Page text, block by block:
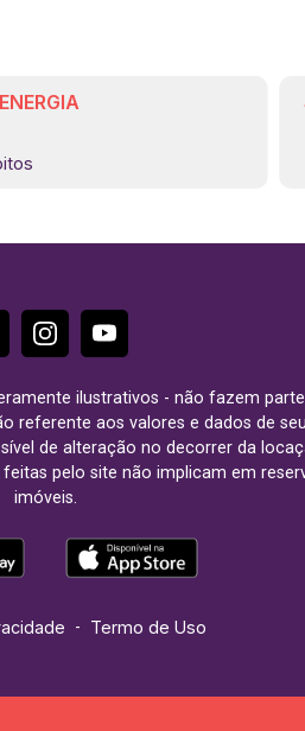
ilustrativos - não fazem
aos valores e dados de
de alteração no decorrer da
pelo site não implicam em
imóveis.
- Termo de Uso